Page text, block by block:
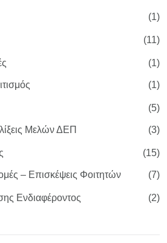
(1)
(11)
(1)
(1)
(5)
Μελών ΔΕΠ (3)
(15)
– Επισκέψεις Φοιτητών (7)
Ενδιαφέροντος (2)